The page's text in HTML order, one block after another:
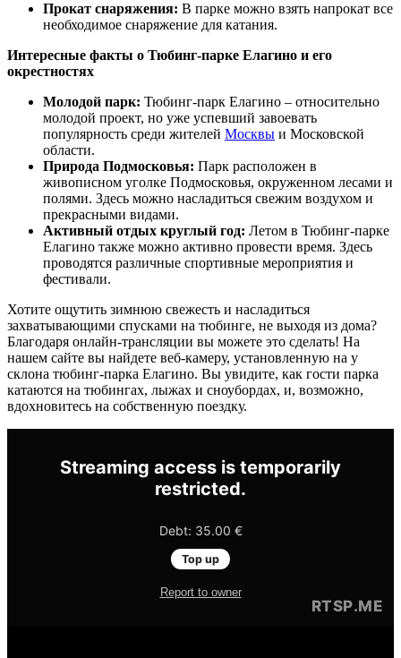
Прокат снаряжения: В парке можно взять напрокат все
необходимое снаряжение для катания.
Интересные факты о Тюбинг-парке Елагино и его
окрестностях
Молодой парк: Тюбинг-парк Елагино – относительно
молодой проект, но уже успевший завоевать
популярность среди жителей Москвы и Московской
области.
Природа Подмосковья: Парк расположен в
живописном уголке Подмосковья, окруженном лесами и
полями. Здесь можно насладиться свежим воздухом и
прекрасными видами.
Активный отдых круглый год: Летом в Тюбинг-парке
Елагино также можно активно провести время. Здесь
проводятся различные спортивные мероприятия и
фестивали.
Хотите ощутить зимнюю свежесть и насладиться
захватывающими спусками на тюбинге, не выходя из дома?
Благодаря онлайн-трансляции вы можете это сделать! На
нашем сайте вы найдете веб-камеру, установленную на у
склона тюбинг-парка Елагино. Вы увидите, как гости парка
катаются на тюбингах, лыжах и сноубордах, и, возможно,
вдохновитесь на собственную поездку.